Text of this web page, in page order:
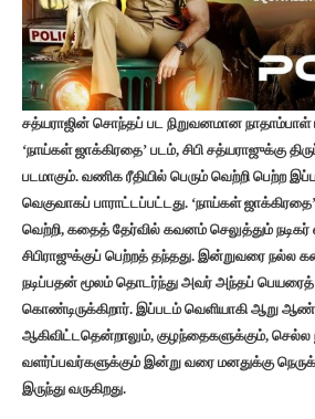
சத்யராஜின் சொந்தப் பட நிறுவனமான நாதாம்பாள்
‘நாய்கள் ஜாக்கிரதை’ படம், சிபி சத்யராஜுக்கு
படமாகும். வணிக ரீதியில் பெரும் வெற்றி பெற்ற
வெகுவாகப் பாராட்டப்பட்டது. ‘நாய்கள்
வெற்றி, கதைத் தேர்வில் கவனம் செலுத்தும்
சிபிராஜுக்குப் பெற்றத் தந்தது. இன்றுவரை நல்ல
நடிப்பதன் மூலம் தொடர்ந்து அவர் அந்தப்
கொண்டிருக்கிறார். இப்படம் வெளியாகி ஆறு
ஆகிவிட்டதென்றாலும், குழந்தைகளுக்கும்,
வளர்ப்பவர்களுக்கும் இன்று வரை மனதுக்கு
இருந்து வருகிறது.